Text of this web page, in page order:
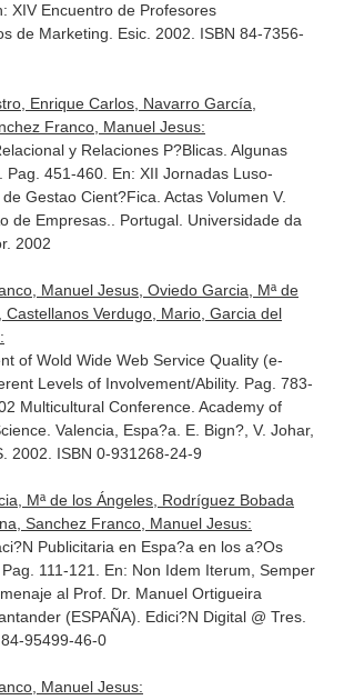
XIV Encuentro de Profesores
de Marketing . Esic. 2002. ISBN 84-7356-
Enrique Carlos, Navarro García,
Franco, Manuel Jesus:
y Relaciones P?Blicas. Algunas
Pag. 451-460. En: XII Jornadas Luso-
Gestao Cient?Fica. Actas Volumen V.
de Empresas.
. Portugal. Universidade da
2002
Manuel Jesus, Oviedo Garcia, Mª de
Castellanos Verdugo, Mario, Garcia del
of Wold Wide Web Service Quality (e-
Levels of Involvement/Ability. Pag. 783-
Multicultural Conference. Academy of
. Valencia, Espa?a. E. Bign?, V. Johar,
2002. ISBN 0-931268-24-9
Mª de los Ángeles, Rodríguez Bobada
Sanchez Franco, Manuel Jesus:
Publicitaria en Espa?a en los a?Os
111-121. En: Non Idem Iterum, Semper
al Prof. Dr. Manuel Ortigueira
(ESPAÑA). Edici?N Digital @ Tres.
95499-46-0
Manuel Jesus: